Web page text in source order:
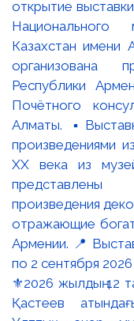
⚜️2026 жылдың 12
Қастеев